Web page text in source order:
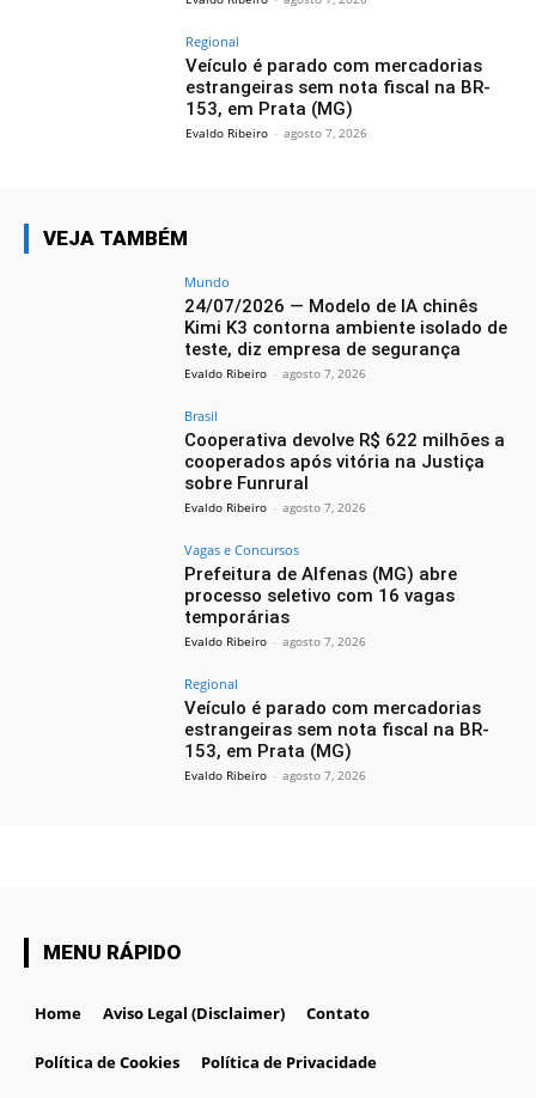
Regional
Veículo é parado com mercadorias
estrangeiras sem nota fiscal na BR-
153, em Prata (MG)
Evaldo Ribeiro - agosto 7, 2026
VEJA TAMBÉM
Mundo
24/07/2026 — Modelo de IA chinês
Kimi K3 contorna ambiente isolado de
teste, diz empresa de segurança
Evaldo Ribeiro - agosto 7, 2026
Brasil
Cooperativa devolve R$ 622 milhões a
cooperados após vitória na Justiça
sobre Funrural
Evaldo Ribeiro - agosto 7, 2026
Vagas e Concursos
Prefeitura de Alfenas (MG) abre
processo seletivo com 16 vagas
temporárias
Evaldo Ribeiro - agosto 7, 2026
Regional
Veículo é parado com mercadorias
estrangeiras sem nota fiscal na BR-
153, em Prata (MG)
Evaldo Ribeiro - agosto 7, 2026
MENU RÁPIDO
Home Aviso Legal (Disclaimer) Contato
Política de Cookies Política de Privacidade